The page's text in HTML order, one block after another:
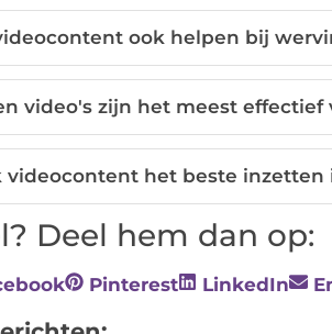
ook helpen bij
video's zijn het meest
videocontent het beste
Deel hem dan op:
Pinterest LinkedIn